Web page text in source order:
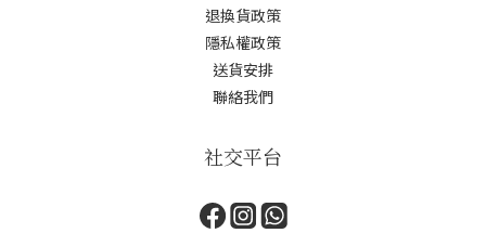
退換貨政策
隱私權政策
送貨安排
聯絡我們
社交平台